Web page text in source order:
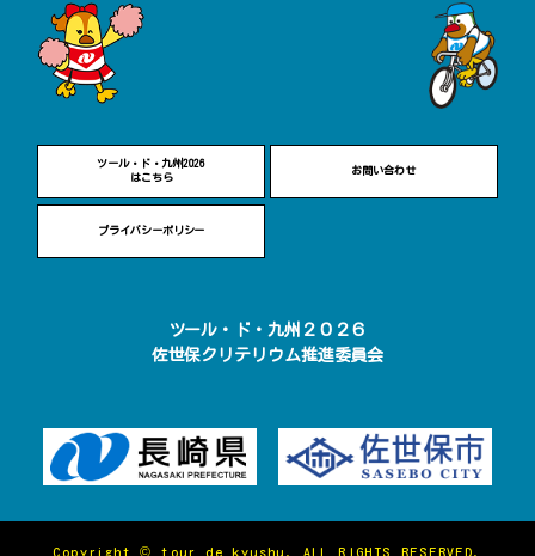
ツール・ド・九州2026
はこちら
お問い合わせ
プライバシーポリシー
ツール・ド・九州２０２６
佐世保クリテリウム推進委員会
Copyright © tour de kyushu. ALL RIGHTS RESERVED.